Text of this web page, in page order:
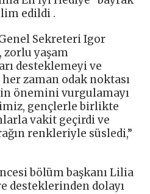
edildi .
Sekreteri Igor
zorlu yaşam
desteklemeyi ve
her zaman odak noktası
önemini vurgulamayı
gençlerle birlikte
vakit geçirdi ve
renkleriyle süsledi,”
bölüm başkanı Lilia
desteklerinden dolayı